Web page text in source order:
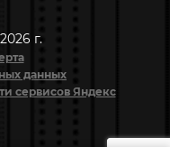
г.
данных
сервисов Яндекс